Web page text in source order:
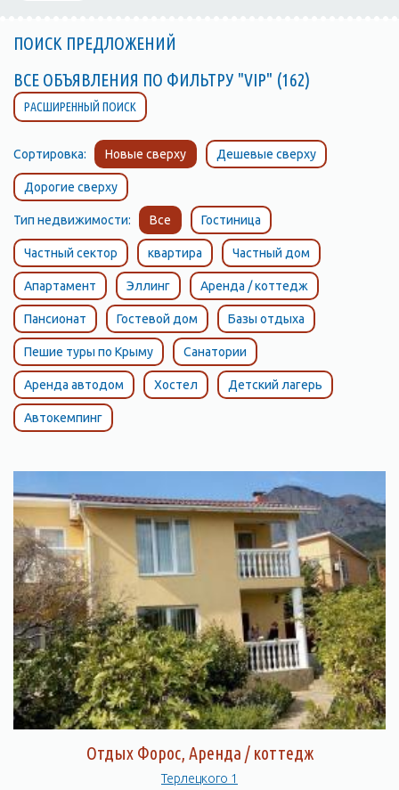
ПОИСК ПРЕДЛОЖЕНИЙ
ВСЕ ОБЪЯВЛЕНИЯ ПО ФИЛЬТРУ "VIP" (162)
РАСШИРЕННЫЙ ПОИСК
Сортировка: Новые сверху Дешевые сверху
Дорогие сверху
Тип недвижимости: Все Гостиница
Частный сектор квартира Частный дом
Апартамент Эллинг Аренда / коттедж
Пансионат Гостевой дом Базы отдыха
Пешие туры по Крыму Санатории
Аренда автодом Хостел Детский лагерь
Автокемпинг
Отдых Форос, Аренда / коттедж
Терлецкого 1